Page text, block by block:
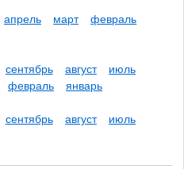
апрель март
февраль
сентябрь август
июль
февраль
январь
сентябрь август
июль